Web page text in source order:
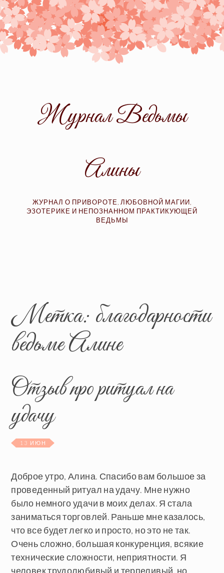
Skip
to
content
Журнал Ведьмы
Алины
ЖУРНАЛ О ПРИВОРОТЕ, ЛЮБОВНОЙ МАГИИ,
ЭЗОТЕРИКЕ И НЕПОЗНАННОМ ПРАКТИКУЮЩЕЙ
ВЕДЬМЫ
Метка: благодарности
ведьме Алине
Отзыв про ритуал на
удачу
13 ИЮН
Доброе утро, Алина. Спасибо вам большое за
проведенный ритуал на удачу. Мне нужно
было немного удачи в моих делах. Я стала
заниматься торговлей. Раньше мне казалось,
что все будет легко и просто, но это не так.
Очень сложно, большая конкуренция, всякие
технические сложности, неприятности. Я
человек трудолюбивый и терпеливый, но